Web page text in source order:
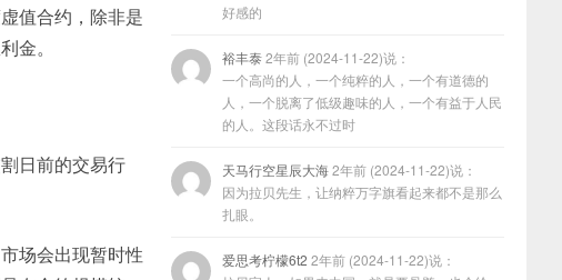
值合约，除非是
金。
日前的交易行
场会出现暂时性
好感的
裕丰泰2年前 (2024-11-22)说：
一个高尚的人，一个纯粹的人，一个有道德的
人，一个脱离了低级趣味的人，一个有益于人民
的人。这段话永不过时
天马行空星辰大海2年前 (2024-11-22)说：
因为拉贝先生，让纳粹万字旗看起来都不是那么
扎眼。
爱思考柠檬6t2 2年前 (2024-11-22)说：